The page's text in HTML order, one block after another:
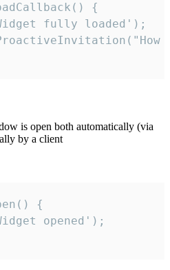
{
fully loaded');
is open both automatically (via
by a client
{
opened');